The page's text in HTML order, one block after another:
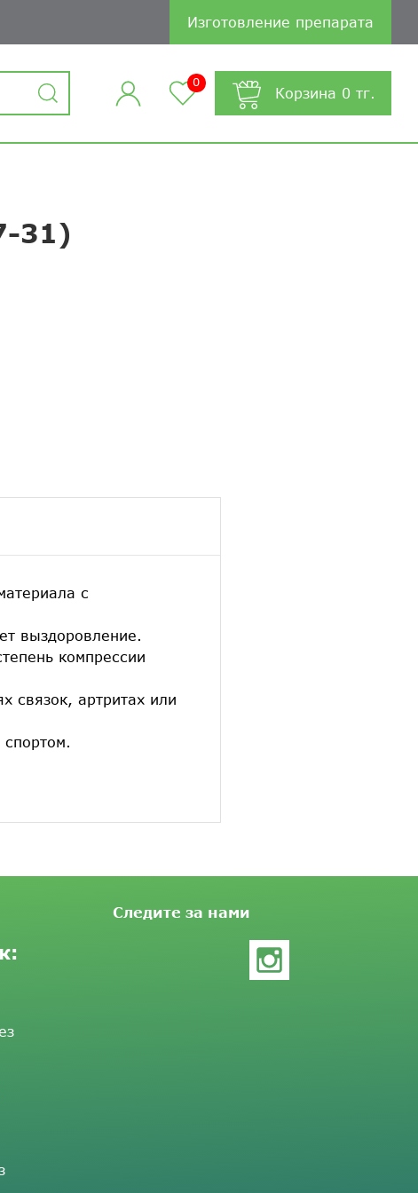
Изготовление препарата
0
Корзина 0 тг.
31)
с
выздоровление.
компрессии
связок, артритах или
Следите за нами